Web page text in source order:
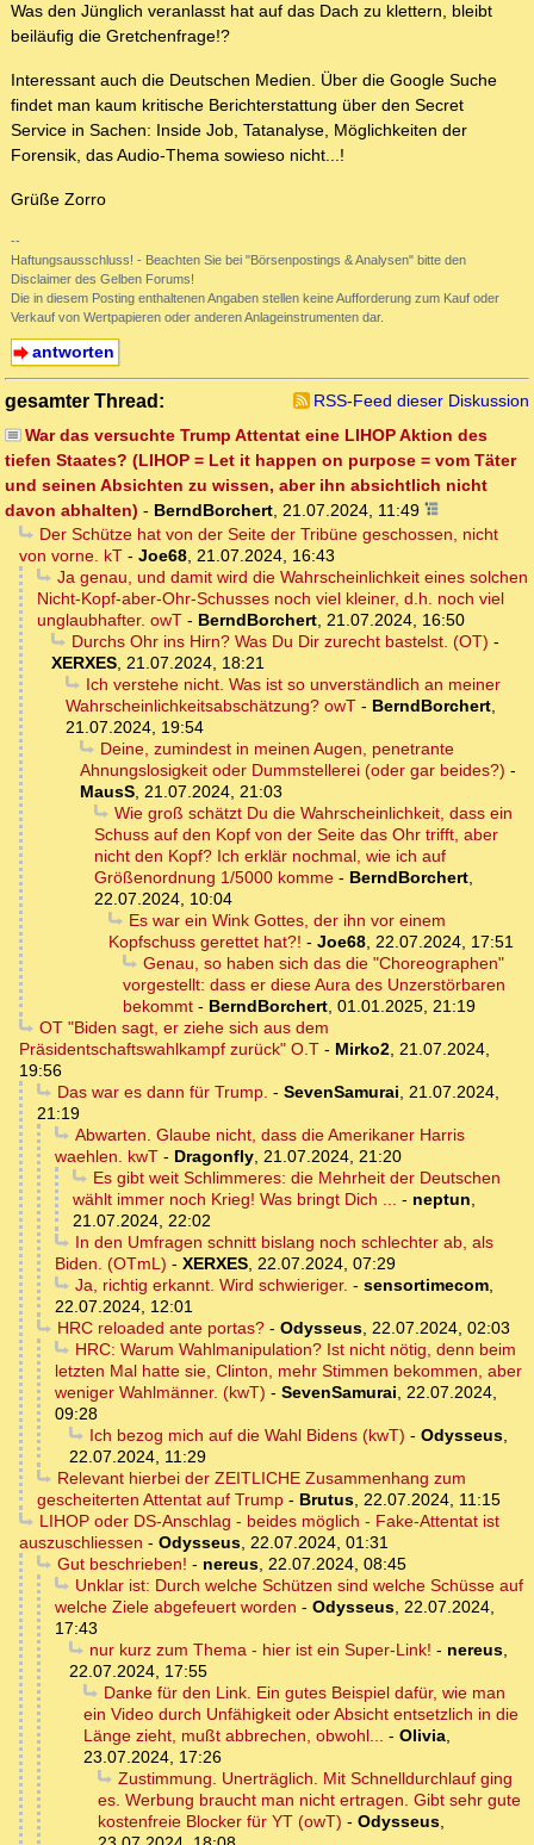
Was den Jünglich veranlasst hat auf das Dach zu klettern, bleibt
beiläufig die Gretchenfrage!?
Interessant auch die Deutschen Medien. Über die Google Suche
findet man kaum kritische Berichterstattung über den Secret
Service in Sachen: Inside Job, Tatanalyse, Möglichkeiten der
Forensik, das Audio-Thema sowieso nicht...!
Grüße Zorro
--
Haftungsausschluss! - Beachten Sie bei "Börsenpostings & Analysen" bitte den
Disclaimer des Gelben Forums!
Die in diesem Posting enthaltenen Angaben stellen keine Aufforderung zum Kauf oder
Verkauf von Wertpapieren oder anderen Anlageinstrumenten dar.
antworten
gesamter Thread:
RSS-Feed dieser Diskussion
War das versuchte Trump Attentat eine LIHOP Aktion des
tiefen Staates? (LIHOP = Let it happen on purpose = vom Täter
und seinen Absichten zu wissen, aber ihn absichtlich nicht
davon abhalten) - BerndBorchert, 21.07.2024, 11:49
Der Schütze hat von der Seite der Tribüne geschossen, nicht
von vorne. kT - Joe68, 21.07.2024, 16:43
Ja genau, und damit wird die Wahrscheinlichkeit eines solchen
Nicht-Kopf-aber-Ohr-Schusses noch viel kleiner, d.h. noch viel
unglaubhafter. owT - BerndBorchert, 21.07.2024, 16:50
Durchs Ohr ins Hirn? Was Du Dir zurecht bastelst. (OT) -
XERXES, 21.07.2024, 18:21
Ich verstehe nicht. Was ist so unverständlich an meiner
Wahrscheinlichkeitsabschätzung? owT - BerndBorchert,
21.07.2024, 19:54
Deine, zumindest in meinen Augen, penetrante
Ahnungslosigkeit oder Dummstellerei (oder gar beides?) -
MausS, 21.07.2024, 21:03
Wie groß schätzt Du die Wahrscheinlichkeit, dass ein
Schuss auf den Kopf von der Seite das Ohr trifft, aber
nicht den Kopf? Ich erklär nochmal, wie ich auf
Größenordnung 1/5000 komme - BerndBorchert,
22.07.2024, 10:04
Es war ein Wink Gottes, der ihn vor einem
Kopfschuss gerettet hat?! - Joe68, 22.07.2024, 17:51
Genau, so haben sich das die "Choreographen"
vorgestellt: dass er diese Aura des Unzerstörbaren
bekommt - BerndBorchert, 01.01.2025, 21:19
OT "Biden sagt, er ziehe sich aus dem
Präsidentschaftswahlkampf zurück" O.T - Mirko2, 21.07.2024,
19:56
Das war es dann für Trump. - SevenSamurai, 21.07.2024,
21:19
Abwarten. Glaube nicht, dass die Amerikaner Harris
waehlen. kwT - Dragonfly, 21.07.2024, 21:20
Es gibt weit Schlimmeres: die Mehrheit der Deutschen
wählt immer noch Krieg! Was bringt Dich ... - neptun,
21.07.2024, 22:02
In den Umfragen schnitt bislang noch schlechter ab, als
Biden. (OTmL) - XERXES, 22.07.2024, 07:29
Ja, richtig erkannt. Wird schwieriger. - sensortimecom,
22.07.2024, 12:01
HRC reloaded ante portas?- Odysseus, 22.07.2024, 02:03
HRC: Warum Wahlmanipulation? Ist nicht nötig, denn beim
letzten Mal hatte sie, Clinton, mehr Stimmen bekommen, aber
weniger Wahlmänner. (kwT) - SevenSamurai, 22.07.2024,
09:28
Ich bezog mich auf die Wahl Bidens (kwT) - Odysseus,
22.07.2024, 11:29
Relevant hierbei der ZEITLICHE Zusammenhang zum
gescheiterten Attentat auf Trump - Brutus, 22.07.2024, 11:15
LIHOP oder DS-Anschlag - beides möglich - Fake-Attentat ist
auszuschliessen - Odysseus, 22.07.2024, 01:31
Gut beschrieben! - nereus, 22.07.2024, 08:45
Unklar ist: Durch welche Schützen sind welche Schüsse auf
welche Ziele abgefeuert worden - Odysseus, 22.07.2024,
17:43
nur kurz zum Thema - hier ist ein Super-Link! - nereus,
22.07.2024, 17:55
Danke für den Link. Ein gutes Beispiel dafür, wie man
ein Video durch Unfähigkeit oder Absicht entsetzlich in die
Länge zieht, mußt abbrechen, obwohl... - Olivia,
23.07.2024, 17:26
Zustimmung. Unerträglich. Mit Schnelldurchlauf ging
es. Werbung braucht man nicht ertragen. Gibt sehr gute
kostenfreie Blocker für YT (owT) - Odysseus,